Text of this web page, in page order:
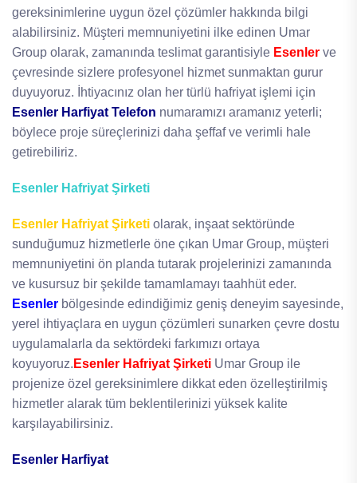
gereksinimlerine uygun özel çözümler hakkında bilgi
alabilirsiniz. Müşteri memnuniyetini ilke edinen Umar
Group olarak, zamanında teslimat garantisiyle Esenler ve
çevresinde sizlere profesyonel hizmet sunmaktan gurur
duyuyoruz. İhtiyacınız olan her türlü hafriyat işlemi için
Esenler Harfiyat Telefon numaramızı aramanız yeterli;
böylece proje süreçlerinizi daha şeffaf ve verimli hale
getirebiliriz.
Esenler Hafriyat Şirketi
Esenler Hafriyat Şirketi olarak, inşaat sektöründe
sunduğumuz hizmetlerle öne çıkan Umar Group, müşteri
memnuniyetini ön planda tutarak projelerinizi zamanında
ve kusursuz bir şekilde tamamlamayı taahhüt eder.
Esenler bölgesinde edindiğimiz geniş deneyim sayesinde,
yerel ihtiyaçlara en uygun çözümleri sunarken çevre dostu
uygulamalarla da sektördeki farkımızı ortaya
koyuyoruz. Esenler Hafriyat Şirketi Umar Group ile
projenize özel gereksinimlere dikkat eden özelleştirilmiş
hizmetler alarak tüm beklentilerinizi yüksek kalite
karşılayabilirsiniz.
Esenler Harfiyat